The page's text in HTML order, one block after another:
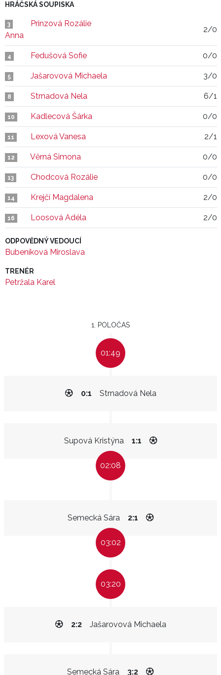
HRÁČSKÁ SOUPISKA
3
Prinzová Rozálie
Anna
2/0
4 Fedušová Sofie 0/0
5 Jašarovová Michaela 3/0
8 Strnadová Nela 6/1
10 Kadlecová Šárka 0/0
11 Lexová Vanesa 2/1
12 Věrná Simona 0/0
13 Chodcová Rozálie 0/0
14 Krejčí Magdalena 2/0
16 Loosová Adéla 2/0
ODPOVĚDNÝ VEDOUCÍ
Bubeníková Miroslava
TRENÉR
Petržala Karel
1. POLOČAS
01:49
Strnadová Nela
0:1
Supová Kristýna 1:1
02:08
Semecká Sára 2:1
03:02
03:20
Jašarovová Michaela
2:2
Semecká Sára 3:2